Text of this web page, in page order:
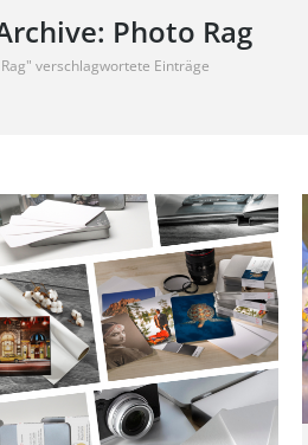
Photo Rag
verschlagwortete Einträge